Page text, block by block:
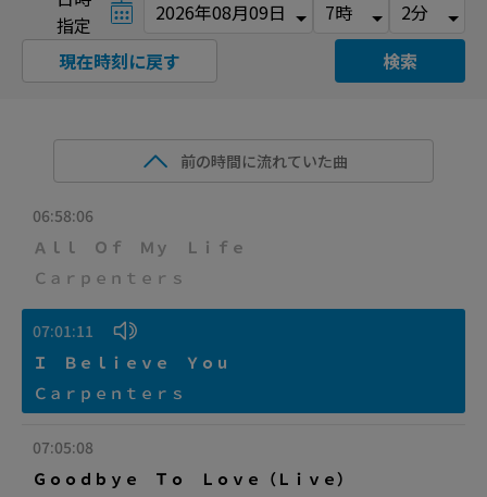
指定
検索
現在時刻に戻す
前の時間に流れていた曲
06:58:06
Ａｌｌ Ｏｆ Ｍｙ Ｌｉｆｅ
Ｃａｒｐｅｎｔｅｒｓ
07:01:11
Ｉ Ｂｅｌｉｅｖｅ Ｙｏｕ
Ｃａｒｐｅｎｔｅｒｓ
07:05:08
Ｇｏｏｄｂｙｅ Ｔｏ Ｌｏｖｅ（Ｌｉｖｅ）